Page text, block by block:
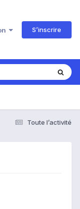
S’inscrire
Toute l’activité